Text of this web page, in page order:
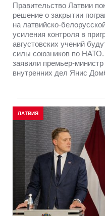
Правительство Латвии
решение о закрытии
на латвийско-
усиления контроля в
августовских учений
силы союзников по
заявили премьер-
внутренних дел Янис
ЛАТВИЯ